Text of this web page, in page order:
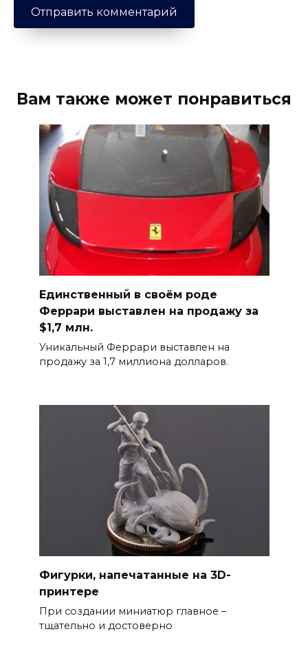
Вам также может понравиться
Единственный в своём роде
Феррари выставлен на продажу за
$1,7 млн.
Уникальный Феррари выставлен на
продажу за 1,7 миллиона долларов.
Фигурки, напечатанные на 3D-
принтере
При создании миниатюр главное –
тщательно и достоверно